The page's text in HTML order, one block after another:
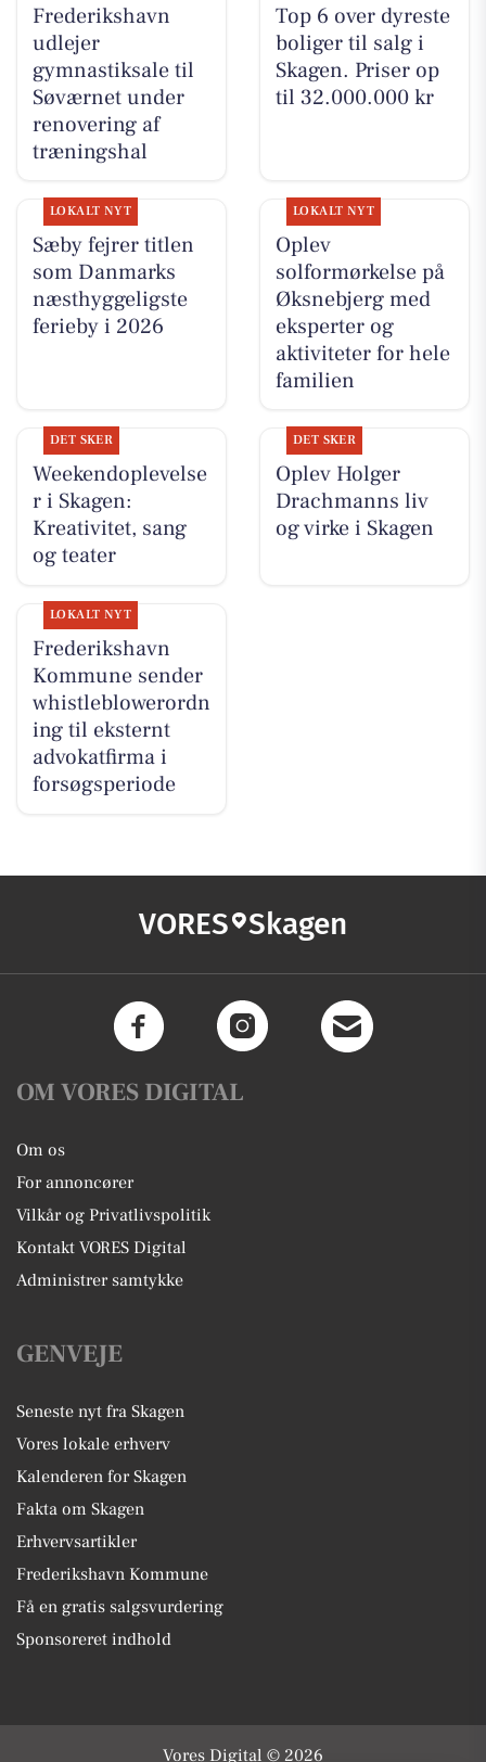
Frederikshavn
udlejer
gymnastiksale til
Søværnet under
renovering af
træningshal
Top 6 over dyreste
boliger til salg i
Skagen. Priser op
til 32.000.000 kr
LOKALT NYT
Sæby fejrer titlen
som Danmarks
næsthyggeligste
ferieby i 2026
LOKALT NYT
Oplev
solformørkelse på
Øksnebjerg med
eksperter og
aktiviteter for hele
familien
DET SKER
Weekendoplevelse
r i Skagen:
Kreativitet, sang
og teater
DET SKER
Oplev Holger
Drachmanns liv
og virke i Skagen
LOKALT NYT
Frederikshavn
Kommune sender
whistleblowerordn
ing til eksternt
advokatfirma i
forsøgsperiode
VORES Skagen
OM VORES DIGITAL
Om os
For annoncører
Vilkår og Privatlivspolitik
Kontakt VORES Digital
Administrer samtykke
GENVEJE
Seneste nyt fra Skagen
Vores lokale erhverv
Kalenderen for Skagen
Fakta om Skagen
Erhvervsartikler
Frederikshavn Kommune
Få en gratis salgsvurdering
Sponsoreret indhold
Vores Digital © 2026